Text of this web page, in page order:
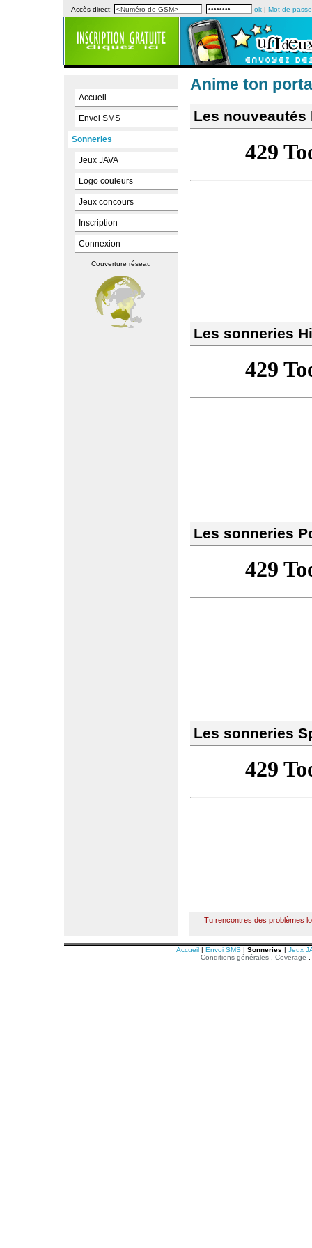
Accès direct: ok | Mot de
Accueil
Envoi SMS
Sonneries
Jeux JAVA
Logo couleurs
Jeux concours
Inscription
Connexion
Couverture réseau
Anime ton
Les nouveautés
Les sonneries
Les sonneries
Les sonneries
Tu rencontres des problèmes
Accueil| Envoi SMS| Sonneries | Jeux
Conditions générales. Coverage